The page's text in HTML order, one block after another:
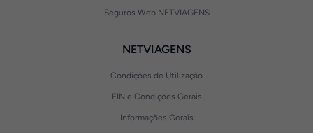
Seguros Web NETVIAGENS
NETVIAGENS
Condições de Utilização
FIN e Condições Gerais
Informações Gerais